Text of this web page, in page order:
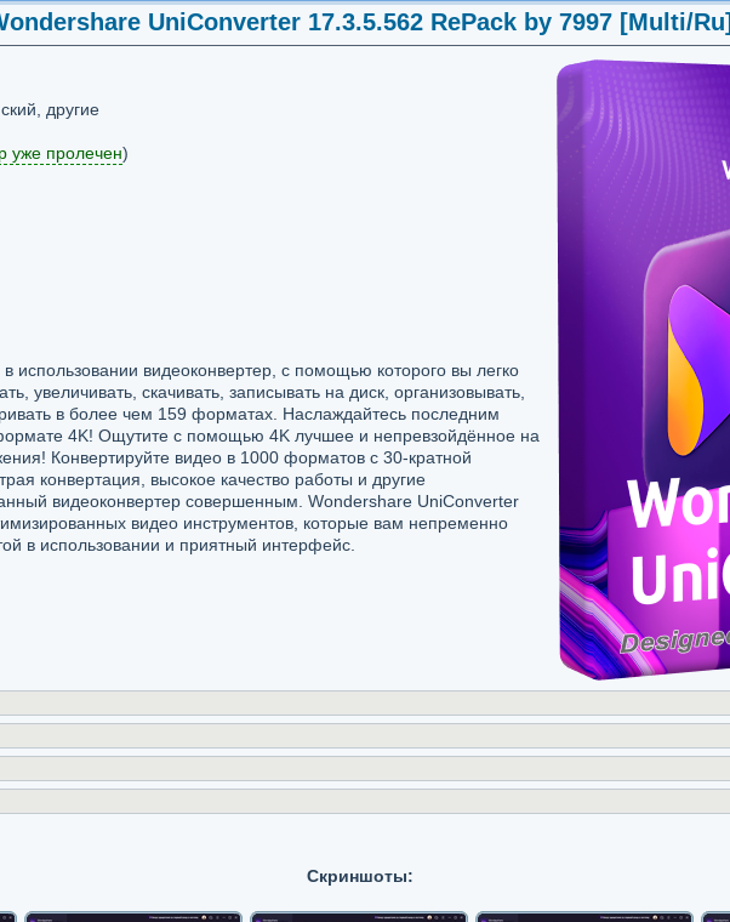
UniConverter 17.3.5.562 RePack by 7997 [Multi/Ru]
другие
уже пролечен)
использовании видеоконвертер, с помощью которого вы легко
увеличивать, скачивать, записывать на диск, организовывать,
в более чем 159 форматах. Наслаждайтесь последним
4K! Ощутите с помощью 4K лучшее и непревзойдённое на
Конвертируйте видео в 1000 форматов с 30-кратной
конвертация, высокое качество работы и другие
видеоконвертер совершенным. Wondershare UniConverter
видео инструментов, которые вам непременно
в использовании и приятный интерфейс.
Скриншоты: